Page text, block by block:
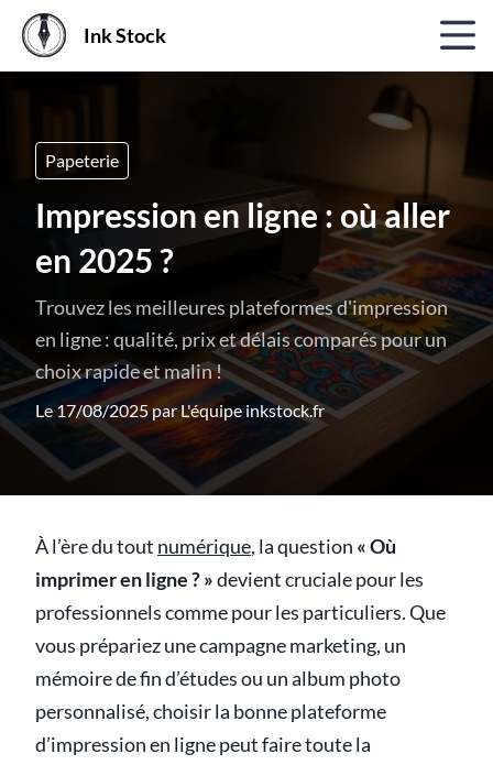
Ink Stock
Papeterie
Impression en ligne : où aller
en 2025 ?
Trouvez les meilleures plateformes d'impression
en ligne : qualité, prix et délais comparés pour un
choix rapide et malin !
Le 17/08/2025 parL'équipe inkstock.fr
À l’ère du tout numérique, la question « Où
imprimer en ligne ? »devient cruciale pour les
professionnels comme pour les particuliers. Que
vous prépariez une campagne marketing, un
mémoire de fin d’études ou un album photo
personnalisé, choisir la bonne plateforme
d’impression en ligne peut faire toute la